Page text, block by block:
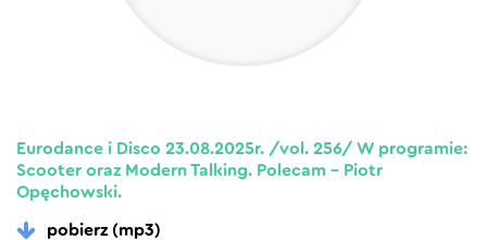
Eurodance i Disco 23.08.2025r. /vol. 256/ W programie:
Scooter oraz Modern Talking. Polecam – Piotr
Opęchowski.
pobierz (mp3)